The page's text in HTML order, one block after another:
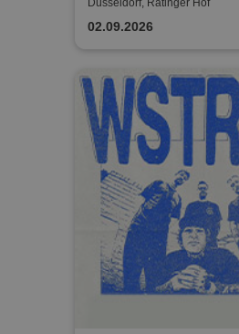
Düsseldorf, Ratinger Hof
02.09.2026